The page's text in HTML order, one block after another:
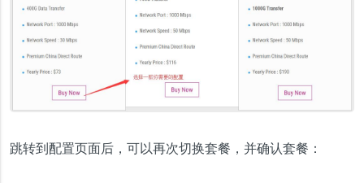
跳转到配置页面后，可以再次切换套餐，并确认套餐：